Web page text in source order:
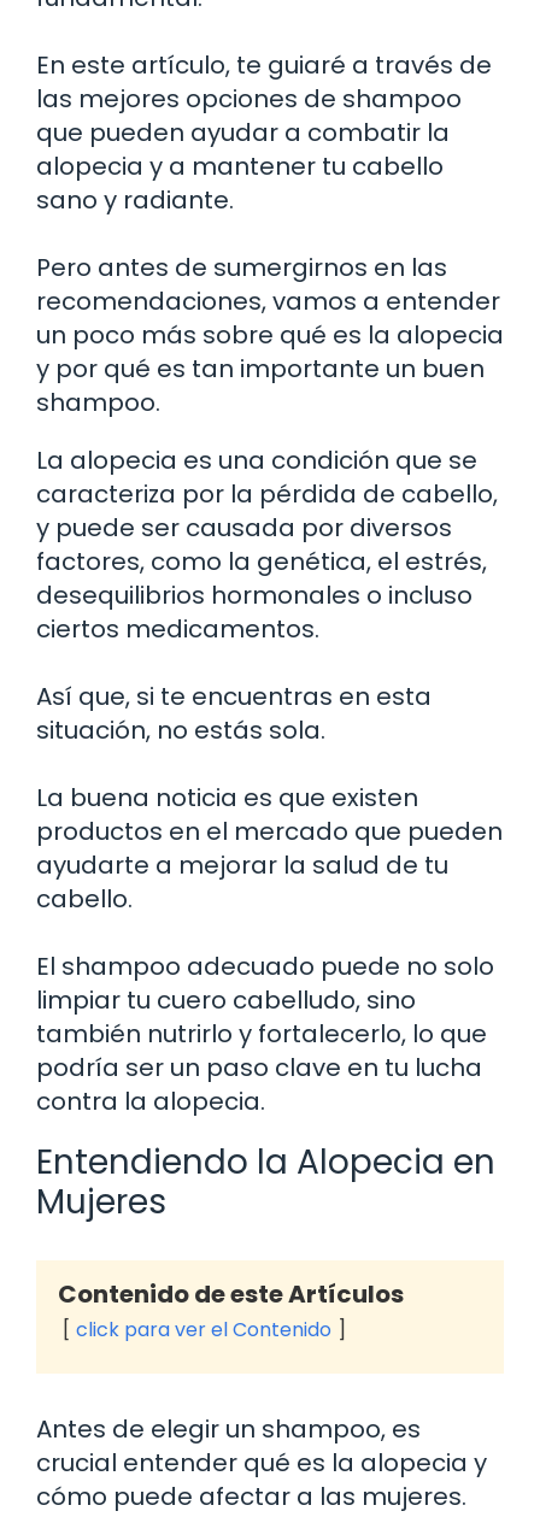
En este artículo, te guiaré a través de
las mejores opciones de shampoo
que pueden ayudar a combatir la
alopecia y a mantener tu cabello
sano y radiante.
Pero antes de sumergirnos en las
recomendaciones, vamos a entender
un poco más sobre qué es la alopecia
y por qué es tan importante un buen
shampoo.
La alopecia es una condición que se
caracteriza por la pérdida de cabello,
y puede ser causada por diversos
factores, como la genética, el estrés,
desequilibrios hormonales o incluso
ciertos medicamentos.
Así que, si te encuentras en esta
situación, no estás sola.
La buena noticia es que existen
productos en el mercado que pueden
ayudarte a mejorar la salud de tu
cabello.
El shampoo adecuado puede no solo
limpiar tu cuero cabelludo, sino
también nutrirlo y fortalecerlo, lo que
podría ser un paso clave en tu lucha
contra la alopecia.
Entendiendo la Alopecia en
Mujeres
Contenido de este Artículos
click para ver el Contenido
Antes de elegir un shampoo, es
crucial entender qué es la alopecia y
cómo puede afectar a las mujeres.